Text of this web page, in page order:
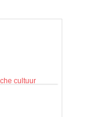
cultuur